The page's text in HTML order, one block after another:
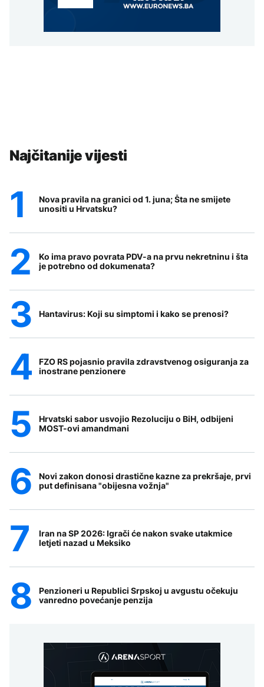
Najčitanije vijesti
Nova pravila na granici od 1. juna; Šta ne smijete
unositi u Hrvatsku?
Ko ima pravo povrata PDV-a na prvu nekretninu i šta
je potrebno od dokumenata?
Hantavirus: Koji su simptomi i kako se prenosi?
FZO RS pojasnio pravila zdravstvenog osiguranja za
inostrane penzionere
Hrvatski sabor usvojio Rezoluciju o BiH, odbijeni
MOST-ovi amandmani
Novi zakon donosi drastične kazne za prekršaje, prvi
put definisana "obijesna vožnja"
Iran na SP 2026: Igrači će nakon svake utakmice
letjeti nazad u Meksiko
Penzioneri u Republici Srpskoj u avgustu očekuju
vanredno povećanje penzija